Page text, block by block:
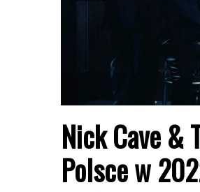
Nick Cave &
Polsce w